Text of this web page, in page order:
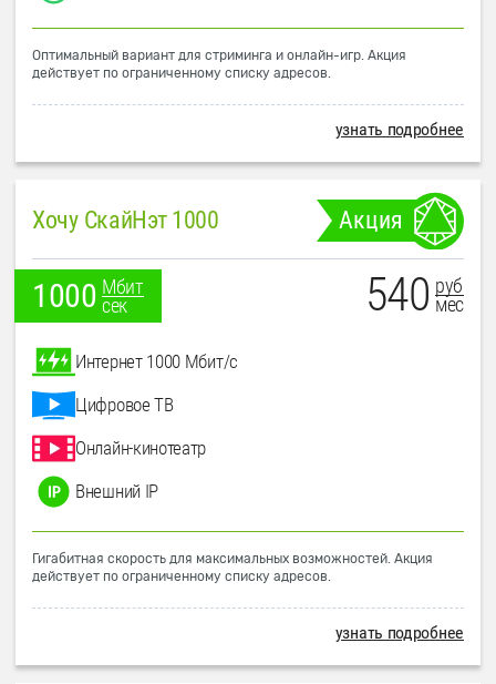
Оптимальный вариант для стриминга и онлайн-игр. Акция
действует по ограниченному списку адресов.
узнать подробнее
Хочу СкайНэт 1000 Акция
1000 Мбит
сек
540 руб
мес
Интернет 1000 Мбит/с
Цифровое ТВ
Онлайн-кинотеатр
Внешний IP
Гигабитная скорость для максимальных возможностей. Акция
действует по ограниченному списку адресов.
узнать подробнее